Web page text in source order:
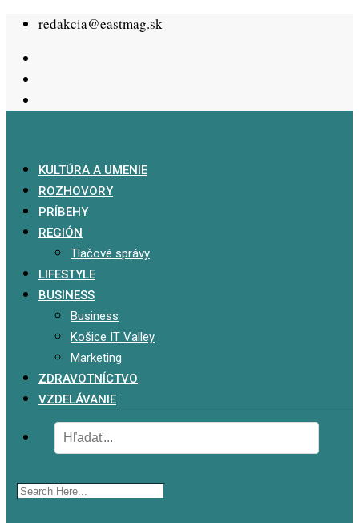
Skip
content
redakcia@eastmag.sk
KULTÚRA A UMENIE
ROZHOVORY
PRÍBEHY
REGIÓN
Tlačové správy
LIFESTYLE
BUSINESS
Business
Košice IT Valley
Marketing
ZDRAVOTNÍCTVO
VZDELÁVANIE